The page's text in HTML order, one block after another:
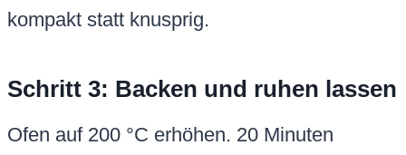
kompakt statt knusprig.
Schritt 3: Backen und ruhen lassen
Ofen auf 200 °C erhöhen. 20 Minuten